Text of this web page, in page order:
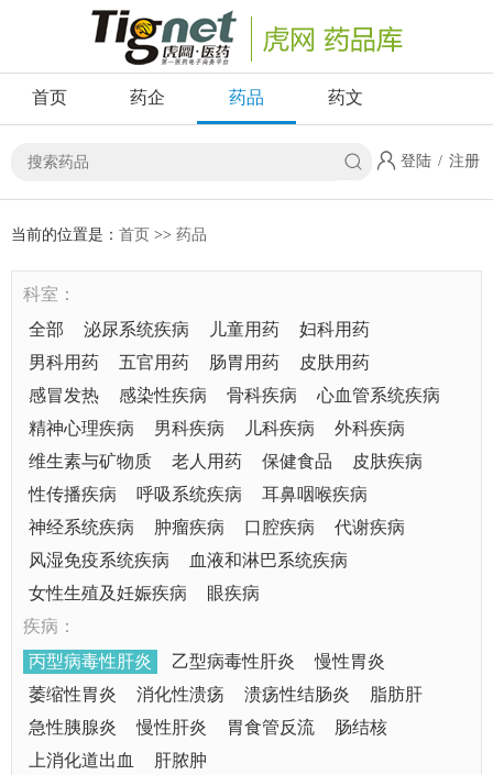
首页 药企 药品 药文
登陆 / 注册
当前的位置是： 首页 >> 药品
科室：
全部
泌尿系统疾病 儿童用药
妇科用药
男科用药
五官用药 肠胃用药
皮肤用药
感冒发热
感染性疾病 骨科疾病
心血管系统疾病
精神心理疾病
男科疾病 儿科疾病
外科疾病
维生素与矿物质
老人用药 保健食品
皮肤疾病
性传播疾病
呼吸系统疾病
耳鼻咽喉疾病
神经系统疾病
肿瘤疾病 口腔疾病
代谢疾病
风湿免疫系统疾病
血液和淋巴系统疾病
女性生殖及妊娠疾病
眼疾病
疾病：
丙型病毒性肝炎
乙型病毒性肝炎
慢性胃炎
萎缩性胃炎
消化性溃疡 溃疡性结肠炎
脂肪肝
急性胰腺炎
慢性肝炎 胃食管反流
肠结核
上消化道出血
肝脓肿